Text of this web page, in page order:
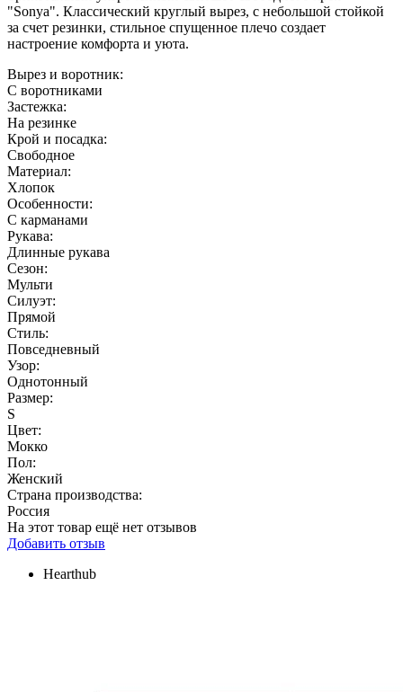
"Sonya". Классический круглый вырез, с небольшой стойкой
за счет резинки, стильное спущенное плечо создает
настроение комфорта и уюта.
Вырез и воротник:
С воротниками
Застежка:
На резинке
Крой и посадка:
Свободное
Материал:
Хлопок
Особенности:
С карманами
Рукава:
Длинные рукава
Сезон:
Мульти
Силуэт:
Прямой
Стиль:
Повседневный
Узор:
Однотонный
Размер:
S
Цвет:
Мокко
Пол:
Женский
Страна производства:
Россия
На этот товар ещё нет отзывов
Добавить отзыв
Hearthub